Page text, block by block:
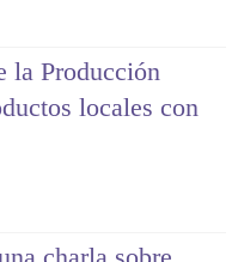
la Producción
locales con